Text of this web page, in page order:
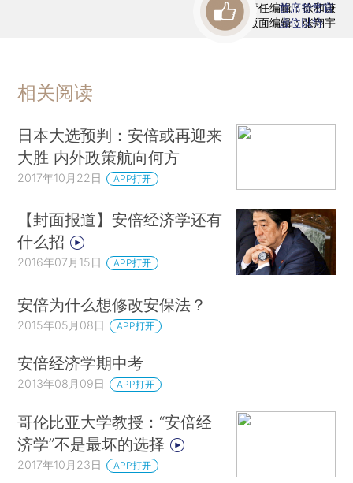
责任编辑：徐和谦
版面编辑：张翔宇
首席赞赏官
虚位以待
相关阅读
日本大选预判：安倍或再迎来
大胜 内外政策航向何方
2017年10月22日 APP打开
【封面报道】安倍经济学还有
什么招
2016年07月15日 APP打开
安倍为什么想修改安保法？
2015年05月08日 APP打开
安倍经济学期中考
2013年08月09日 APP打开
哥伦比亚大学教授：“安倍经
济学”不是最坏的选择
2017年10月23日 APP打开